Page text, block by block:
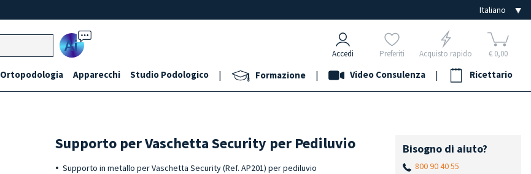
Ai Accedi Preferiti Acquisto rapido € 0,00
Ortopodologia Apparecchi Studio Podologico | Formazione | Video Consulenza | Ricettario
Supporto per Vaschetta Security per Pediluvio
Supporto in metallo per Vaschetta Security (Ref. AP201) per pediluvio
Bisogno di aiuto?
800 90 40 55